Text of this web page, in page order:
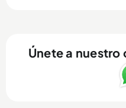
Únete a nuestro